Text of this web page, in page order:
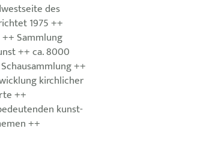
des
1975 ++
Sammlung
++ ca. 8000
++
kirchlicher
++
kunst-
++